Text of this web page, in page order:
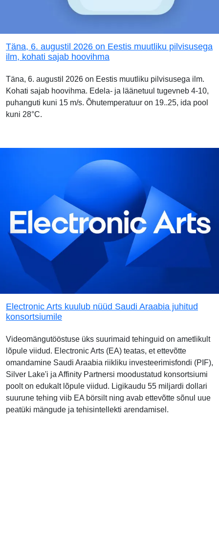
Täna, 6. augustil 2026 on Eestis muutliku pilvisusega
ilm, kohati sajab hoovihma
Täna, 6. augustil 2026 on Eestis muutliku pilvisusega ilm.
Kohati sajab hoovihma. Edela- ja läänetuul tugevneb 4-10,
puhanguti kuni 15 m/s. Õhutemperatuur on 19..25, ida pool
kuni 28°C.
Electronic Arts kuulub nüüd Saudi Araabia juhitud
konsortsiumile
Videomängutööstuse üks suurimaid tehinguid on ametlikult
lõpule viidud. Electronic Arts (EA) teatas, et ettevõtte
omandamine Saudi Araabia riikliku investeerimisfondi (PIF),
Silver Lake'i ja Affinity Partnersi moodustatud konsortsiumi
poolt on edukalt lõpule viidud. Ligikaudu 55 miljardi dollari
suurune tehing viib EA börsilt ning avab ettevõtte sõnul uue
peatüki mängude ja tehisintellekti arendamisel.